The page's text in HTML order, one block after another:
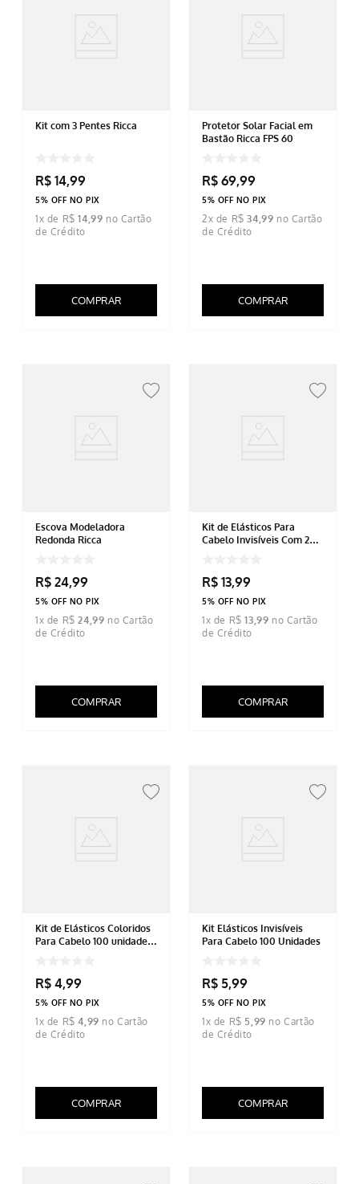
Kit com 3 Pentes Ricca
R$ 14,99
5% OFF NO PIX
1x de R$ 14,99
COMPRAR
Protetor Solar Facial em
Bastão Ricca FPS 60
R$ 69,99
5% OFF NO PIX
2x de R$ 34,99
COMPRAR
Escova Modeladora
Redonda Ricca
R$ 24,99
5% OFF NO PIX
1x de R$ 24,99
COMPRAR
Kit de Elásticos Para
Cabelo Invisíveis Com 200
R$ 13,99
5% OFF NO PIX
1x de R$ 13,99
COMPRAR
Kit de Elásticos Coloridos
Para Cabelo 100 unidades
R$ 4,99
5% OFF NO PIX
1x de R$ 4,99
COMPRAR
Kit Elásticos Invisíveis
Para Cabelo 100 Unidades
R$ 5,99
5% OFF NO PIX
1x de R$ 5 ,99
COMPRAR